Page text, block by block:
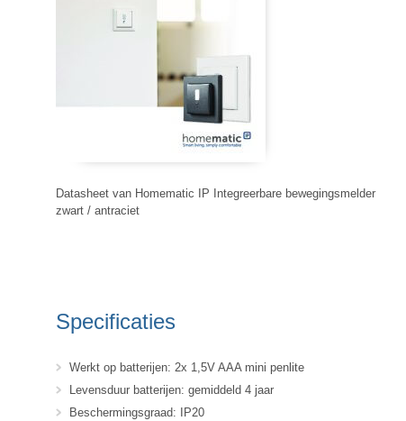
Datasheet van Homematic IP Integreerbare bewegingsmelder
zwart / antraciet
Specificaties
Werkt op batterijen: 2x 1,5V AAA mini penlite
Levensduur batterijen: gemiddeld 4 jaar
Beschermingsgraad: IP20